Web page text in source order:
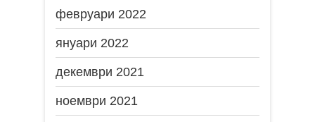
февруари 2022
януари 2022
декември 2021
ноември 2021